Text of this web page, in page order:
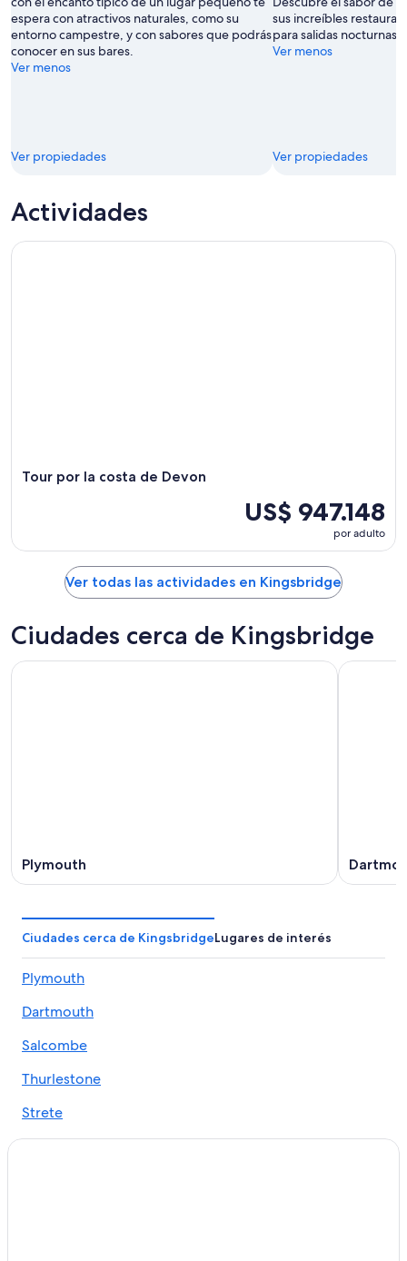
Graham
Lindsay
espera con atractivos naturales, como su
entorno campestre, y con sabores que podrás
conocer en sus bares.
Ver menos
Ver propiedades
sus increíbles
para salidas nocturnas.
Ver menos
Ver propiedades
Actividades
Tour por la costa de Devon
US$ 947.148
por adulto
Tour por la costa de Devon
Ver todas las actividades en Kingsbridge
Ciudades cerca de Kingsbridge
Plymouth
Ciudades cerca de KingsbridgeLugares de interés
Plymouth
Dartmouth
Salcombe
Thurlestone
Strete
Torcross